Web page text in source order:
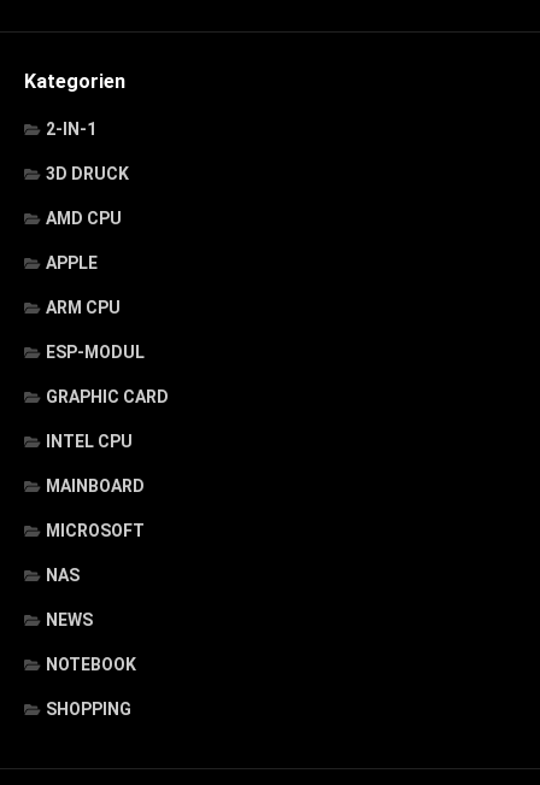
Kategorien
2-IN-1
3D DRUCK
AMD CPU
APPLE
ARM CPU
ESP-MODUL
GRAPHIC CARD
INTEL CPU
MAINBOARD
MICROSOFT
NAS
NEWS
NOTEBOOK
SHOPPING